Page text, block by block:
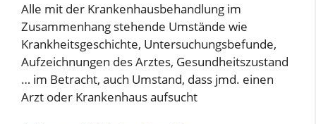
Alle mit der Krankenhausbehandlung im
Zusammenhang stehende Umstände wie
Krankheitsgeschichte, Untersuchungsbefunde,
Aufzeichnungen des Arztes, Gesundheitszustand
… im Betracht, auch Umstand, dass jmd. einen
Arzt oder Krankenhaus aufsucht